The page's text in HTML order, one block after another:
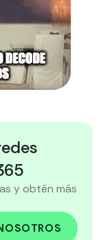
y obtén más